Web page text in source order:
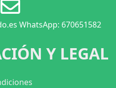
WhatsApp: 670651582
Y LEGAL